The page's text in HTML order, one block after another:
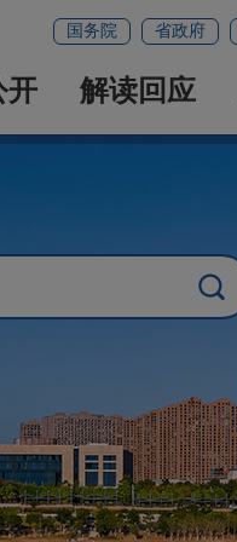
国务院 省政府
开 解读回应